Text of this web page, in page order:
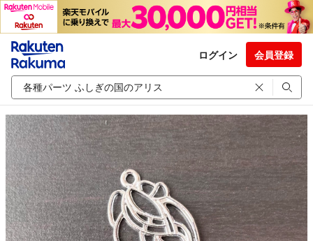
ログイン 会員登録